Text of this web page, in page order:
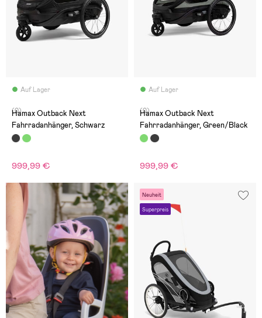
Auf Lager
(0)
Hamax Outback Next
Fahrradanhänger, Schwarz
999,99 €
Auf Lager
(0)
Hamax Outback Next
Fahrradanhänger, Green/Black
999,99 €
Neuheit
Superpreis